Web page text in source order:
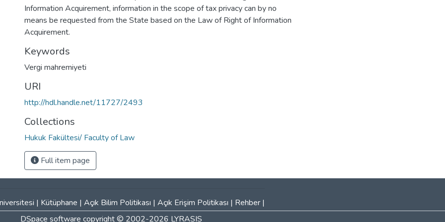
Information Acquirement, information in the scope of tax privacy can by no
means be requested from the State based on the Law of Right of Information
Acquirement.
Keywords
Vergi mahremiyeti
URI
http://hdl.handle.net/11727/2493
Collections
Hukuk Fakültesi/ Faculty of Law
Full item page
| Kütüphane | Açık Bilim Politikası | Açık Erişim Politikası | Rehber|
DSpace software copyright © 2002-2026 LYRASIS